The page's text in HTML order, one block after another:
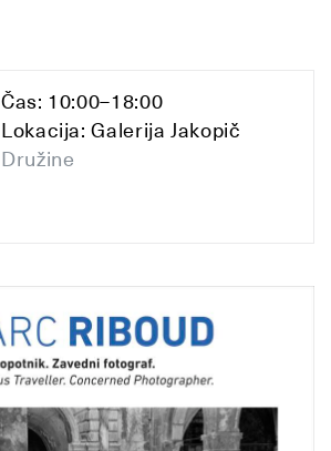
Čas: 10:00–18:00
Lokacija: Galerija Jakopič
Družine